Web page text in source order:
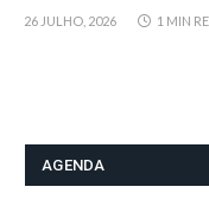
26 JULHO, 2026 1 MIN
AGENDA